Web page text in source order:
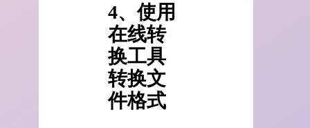
4、使用
在线转
换工具
转换文
件格式